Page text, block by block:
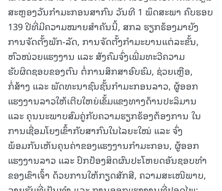
ສະຫຼອງວັນກໍາມະກອນສາກົນ ວັນທີ 1 ພຶດສະພາ ຄົບຮອບ
139 ປີທີ່ມີຄວາມໝາຍສໍາຄັນນີ້, ສກລ ຮຽກຮ້ອງມາຍັງ
ການຈັດຕັ້ງພັກ-ລັດ, ການຈັດຕັ້ງກໍາມະບານແຕ່ລະຂັ້ນ,
ຫົວໜ່ວຍແຮງງານ ແລະ ສັງຄົມຈົ່ງເພີ່ມທະວີຄວາມ
ຮັບຜິດຊອບຂອງຕົນ ຕໍ່ການສຶກສາອົບຮົມ, ຊ່ວຍເຫຼືອ,
ກໍ່ສ້າງ ແລະ ພັດທະນາຊົນຊັ້ນກໍາມະກອນລາວ, ຜູ້ອອກ
ແຮງງານລາວໃຫ້ເຕີບໃຫຍ່ເຂັ້ມແຂງທາງດ້ານປະລິມານ
ແລະ ຄຸນນະພາບສົມຄູ່ກັບຄວາມຮຽກຮ້ອງຕ້ອງການ ໃນ
ການເຊື່ອມໂຍງເຂົ້າກັບສາກົນໃນໄລຍະໃໝ່ ແລະ ຈົ່ງ
ພ້ອມກັນເຫັນຄຸນຄ່າຂອງແຮງງານກໍາມະກອນ, ຜູ້ອອກ
ແຮງງານລາວ ແລະ ປົກປ້ອງສິດຜົນປະໂຫຍດອັນຊອບທໍາ
ຂອງເຂົາເຈົ້າ ດ້ວຍການໃຫ້ກຽດສັກສີ, ຄວາມສະເໜີພາບ,